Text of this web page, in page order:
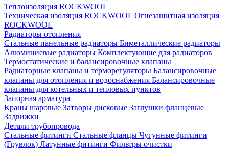
Теплоизоляция ROCKWOOL
Техническая изоляция ROCKWOOL Огнезащитная изоляция
ROCKWOOL
Радиаторы отопления
Стальные панельные радиаторы Биметаллические радиаторы
Алюминиевые радиаторы Комплектующие для радиаторов
Термостатические и балансировочные клапаны
Радиаторные клапаны и терморегуляторы Балансировочные
клапаны для отопления и водоснабжения Балансировочные
клапаны для котельных и тепловых пунктов
Запорная арматура
Краны шаровые Затворы дисковые Заглушки фланцевые
Задвижки
Детали трубопровода
Стальные фитинги Стальные фланцы Чугунные фитинги
(Грувлок) Латунные фитинги Фильтры очистки